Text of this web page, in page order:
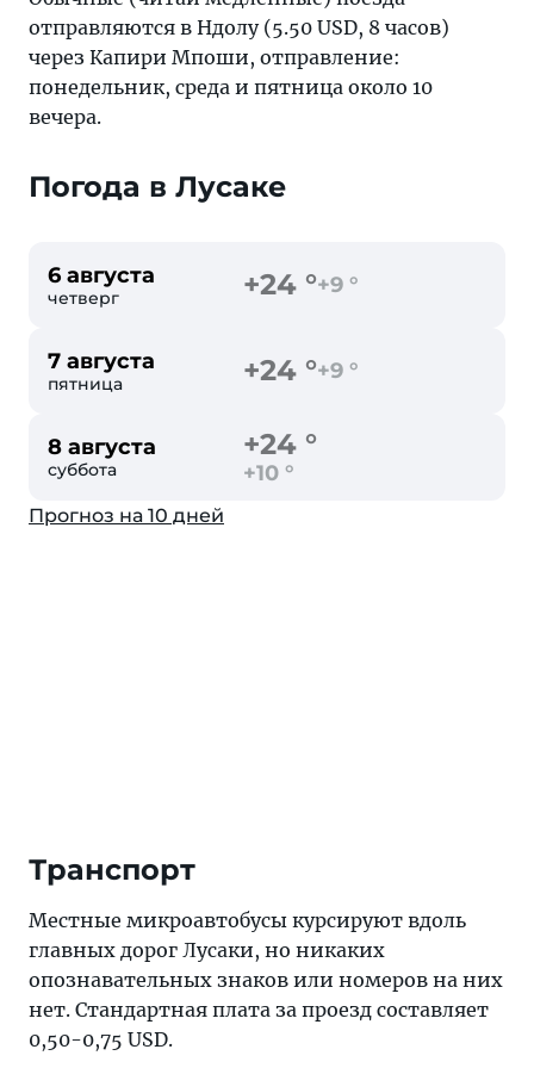
отправляются в Ндолу (5.50 USD, 8 часов)
через Капири Мпоши, отправление:
понедельник, среда и пятница около 10
вечера.
Погода в Лусаке
6 августа
четверг +24 °+9 °
7 августа
пятница +24 °+9 °
8 августа
суббота
+24 °
+10 °
Прогноз на 10 дней
Транспорт
Местные микроавтобусы курсируют вдоль
главных дорог Лусаки, но никаких
опознавательных знаков или номеров на них
нет. Стандартная плата за проезд составляет
0,50-0,75 USD.